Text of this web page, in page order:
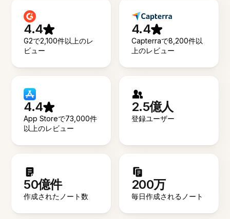
4.4
G2で2,100件以上のレ
ビュー
4.4
Capterraで8,200件以
上のレビュー
4.4
App Storeで73,000件
以上のレビュー
2.5億人
登録ユーザー
50億件
作成されたノート数
200万
毎日作成されるノート